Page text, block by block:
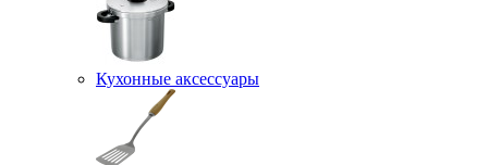
Кухонные аксессуары